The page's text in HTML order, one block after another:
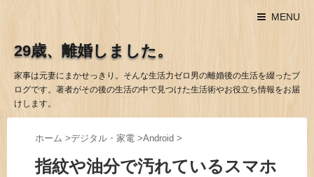
MENU
29歳、離婚しました。
家事は元妻にまかせっきり。そんな生活力ゼロ男の離婚後の生活を綴ったブ
ログです。著者がその後の生活の中で見つけた生活術やお役立ち情報をお届
けします。
ホーム >デジタル・家電 >Android >
指紋や油分で汚れているスマホ